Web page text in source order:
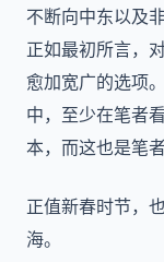
不断向中东以及
正如最初所言，
愈加宽广的选项
中，至少在笔者
本，而这也是笔
正值新春时节，
海。